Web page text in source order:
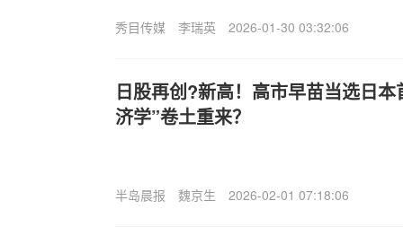
秀目传媒 李瑞英 2026-01-30 03:32:06
日股再创?新高！高市早苗当选日
济学”卷土重来？
半岛晨报 魏京生 2026-02-01 07:18:06